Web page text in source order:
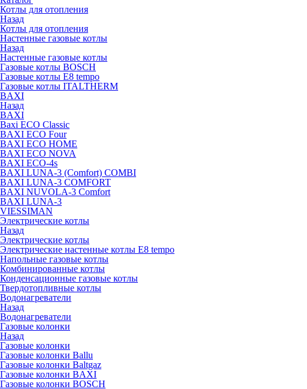
Котлы для отопления
Назад
Котлы для отопления
Настенные газовые котлы
Назад
Настенные газовые котлы
Газовые котлы BOSCH
Газовые котлы E8 tempo
Газовые котлы ITALTHERM
BAXI
Назад
BAXI
Baxi ECO Classic
BAXI ECO Four
BAXI ECO HOME
BAXI ECO NOVA
BAXI ECO-4s
BAXI LUNA-3 (Comfort) COMBI
BAXI LUNA-3 COMFORT
BAXI NUVOLA-3 Comfort
BAXI LUNA-3
VIESSIMAN
Электрические котлы
Назад
Электрические котлы
Электрические настенные котлы E8 tempo
Напольные газовые котлы
Комбинированные котлы
Конденсационные газовые котлы
Твердотопливные котлы
Водонагреватели
Назад
Водонагреватели
Газовые колонки
Назад
Газовые колонки
Газовые колонки Ballu
Газовые колонки Baltgaz
Газовые колонки BAXI
Газовые колонки BOSCH